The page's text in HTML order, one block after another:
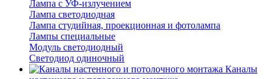
Лампа с УФ-излучением
Лампа светодиодная
Лампа студийная, проекционная и фотолампа
Лампы специальные
Модуль светодиодный
Светодиод одиночный
Каналы